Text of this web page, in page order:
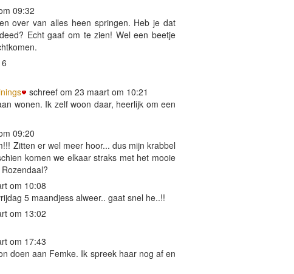
09:32
over van alles heen springen. Heb je dat
Echt gaaf om te zien! Wel een beetje
schreef om 23 maart om 10:21
wonen. Ik zelf woon daar, heerlijk om een
09:20
Zitten er wel meer hoor... dus mijn krabbel
komen we elkaar straks met het mooie
om 10:08
5 maandjess alweer.. gaat snel he..!!
om 13:02
om 17:43
doen aan Femke. Ik spreek haar nog af en